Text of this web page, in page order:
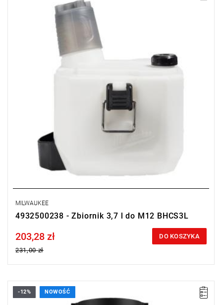
MILWAUKEE
4932500238 - Zbiornik 3,7 l do M12 BHCS3L
Price tax included
203,28 zł
231,00 zł
DO KOSZYKA
-12% NOWOŚĆ